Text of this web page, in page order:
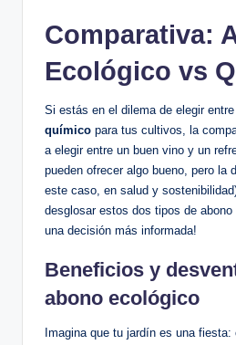
Comparativa:
Ecológico vs
Si estás en el dilema de elegir entre
químico para tus cultivos, la
a elegir entre un buen vino y un
pueden ofrecer algo bueno, pero la
este caso, en salud y
desglosar estos dos tipos de
una decisión más informada!
Beneficios y
abono ecológico
Imagina que tu jardín es una